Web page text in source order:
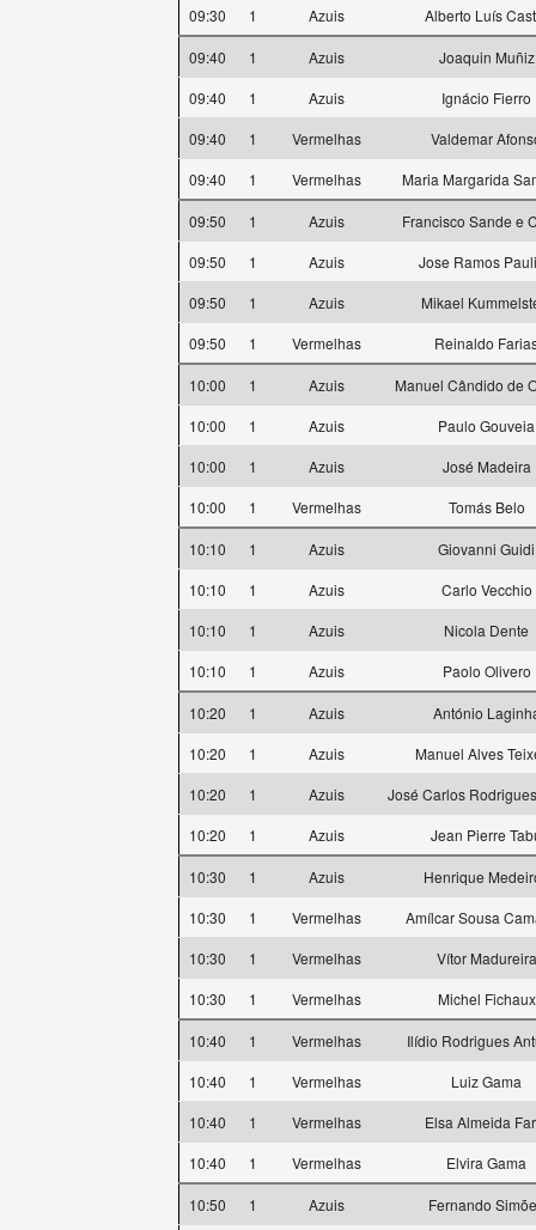
09:30
1 Azuis Alberto Luís
09:40 1 Azuis
Joaquin Muñiz
09:40
1 Azuis
Ignácio Fierro
09:40
1 Vermelhas
Valdemar
09:40
1 Vermelhas Maria Margarida
09:50 1 Azuis
Francisco Sande e
09:50
1 Azuis
Jose Ramos
09:50
1 Azuis
Mikael
09:50
1 Vermelhas Reinaldo
10:00 1 Azuis
Manuel Cândido de
10:00
1 Azuis
Paulo Gouveia
10:00
1 Azuis
José Madeira
10:00
1 Vermelhas Tomás Belo
10:10 1 Azuis
Giovanni Guidi
10:10
1 Azuis
Carlo Vecchio
10:10
1 Azuis
Nicola Dente
10:10
1 Azuis Paolo Olivero
10:20 1 Azuis
António
10:20
1 Azuis
Manuel Alves
10:20
1 Azuis
José Carlos
10:20
1 Azuis Jean Pierre
10:30 1 Azuis
Henrique
10:30
1 Vermelhas
Amílcar Sousa
10:30
1 Vermelhas
Vítor Madureira
10:30
1 Vermelhas Michel Fichaux
10:40 1 Vermelhas
Ilídio Rodrigues
10:40
1 Vermelhas
Luiz Gama
10:40
1 Vermelhas
Elsa Almeida
10:40
1 Vermelhas Elvira Gama
10:50 1 Azuis Fernando